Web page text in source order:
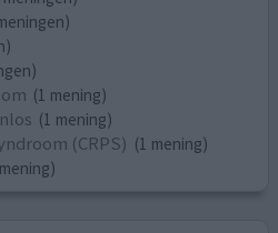
(1 mening)
(1 mening)
(CRPS) (1 mening)